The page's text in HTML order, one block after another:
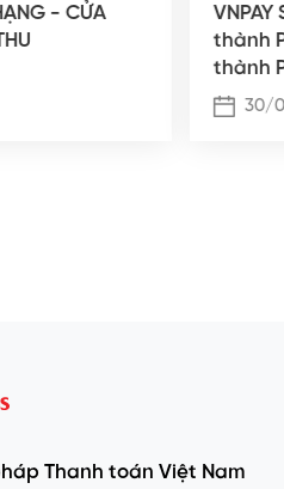
- CỬA
thành
thành
30/
Thanh toán Việt Nam